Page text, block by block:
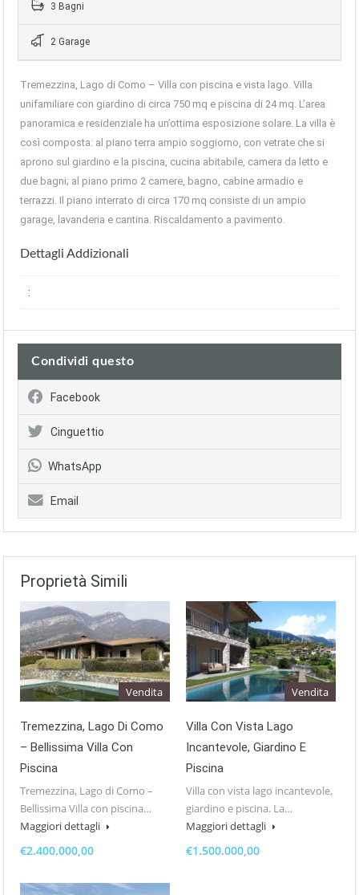
3 Bagni
2 Garage
Tremezzina, Lago di Como – Villa con piscina e vista lago. Villa
unifamiliare con giardino di circa 750 mq e piscina di 24 mq. L’area
panoramica e residenziale ha un’ottima esposizione solare. La villa è
così composta: al piano terra ampio soggiorno, con vetrate che si
aprono sul giardino e la piscina, cucina abitabile, camera da letto e
due bagni; al piano primo 2 camere, bagno, cabine armadio e
terrazzi. Il piano interrato di circa 170 mq consiste di un ampio
garage, lavanderia e cantina. Riscaldamento a pavimento.
Dettagli Addizionali
:
Condividi questo
Facebook
Cinguettio
WhatsApp
Email
Proprietà Simili
Vendita
Tremezzina, Lago Di Como
– Bellissima Villa Con
Piscina
Tremezzina, Lago di Como –
Bellissima Villa con piscina…
Maggiori dettagli
€2.400.000,00
Vendita
Villa Con Vista Lago
Incantevole, Giardino E
Piscina
Villa con vista lago incantevole,
giardino e piscina. La…
Maggiori dettagli
€1.500.000,00